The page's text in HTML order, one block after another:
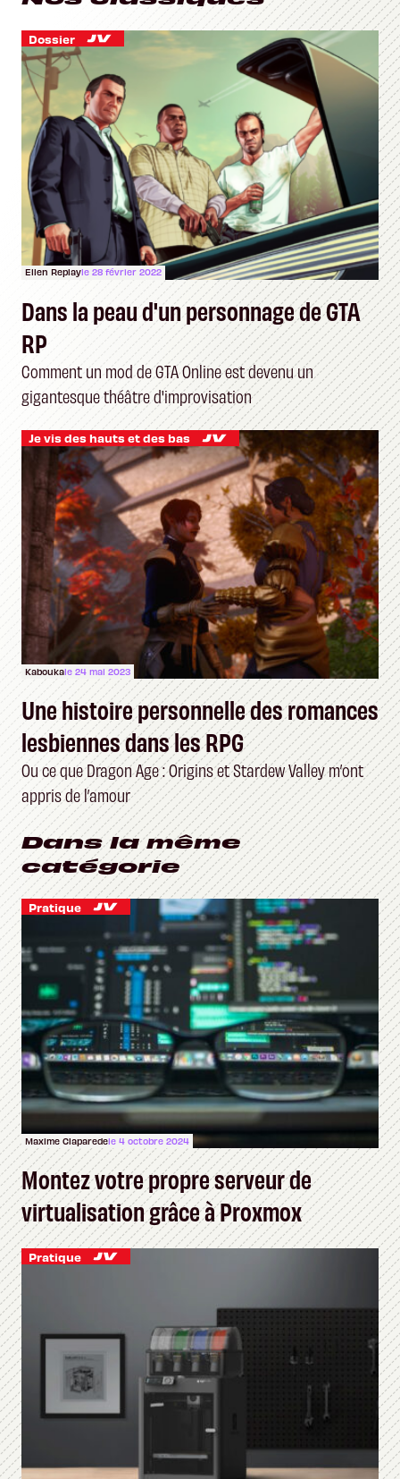
Dossier
Ellen Replayle 28 février 2022
Dans la peau d'un personnage de GTA
RP
Comment un mod de GTA Online est devenu un
gigantesque théâtre d'improvisation
Je vis des hauts et des bas
Kaboukale 24 mai 2023
Une histoire personnelle des romances
lesbiennes dans les RPG
Ou ce que Dragon Age : Origins et Stardew Valley m’ont
appris de l’amour
Dans la même
catégorie
Pratique
Maxime Claparedele 4 octobre 2024
Montez votre propre serveur de
virtualisation grâce à Proxmox
Pratique